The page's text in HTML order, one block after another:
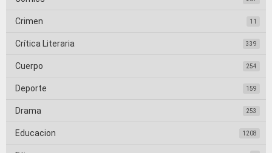
Crimen 11
Crítica Literaria 339
Cuerpo 254
Deporte 159
Drama 253
Educacion 1208